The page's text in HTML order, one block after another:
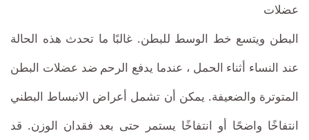
عضلات
البطن ويتسع خط الوسط للبطن. غالبًا ما تحدث هذه الحالة
عند النساء أثناء الحمل ، عندما يدفع الرحم ضد عضلات البطن
المتوترة والضعيفة. يمكن أن تشمل أعراض الانبساط البطني
انتفاخًا واضحًا أو انتفاخًا يستمر حتى بعد فقدان الوزن. قد